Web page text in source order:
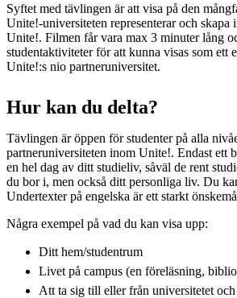
Syftet med tävlingen är att visa på den
Unite!-universiteten representerar och
Unite!. Filmen får vara max 3 minuter lång
studentaktiviteter för att kunna visas som
Unite!:s nio partneruniversitet.
Hur kan du delta?
Tävlingen är öppen för studenter på alla
partneruniversiteten inom Unite!. Endast ett
en hel dag av ditt studieliv, såväl de rent
du bor i, men också ditt personliga liv. Du
Undertexter på engelska är ett starkt
Några exempel på vad du kan visa upp:
Ditt hem/studentrum
Livet på campus (en föreläsning,
Att ta sig till eller från universitetet